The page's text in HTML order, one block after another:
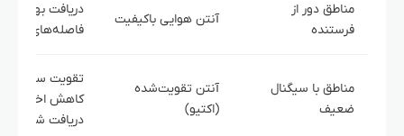
مناطق دور از
فرستنده
آنتن هوایی باکیفیت
دریافت بهتر
فاصله‌های
مناطق با سیگنال
ضعیف
آنتن تقویت‌شده
(اکتیو)
تقویت سیگنال
کاهش اختلال در
دریافت شبکه‌ها